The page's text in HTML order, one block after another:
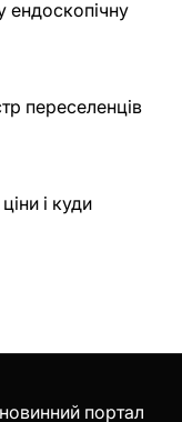
ендоскопічну
переселенців
і куди
портал